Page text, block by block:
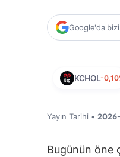
Google'da
KCHOL-
Yayın Tarihi •
Bugünün öne